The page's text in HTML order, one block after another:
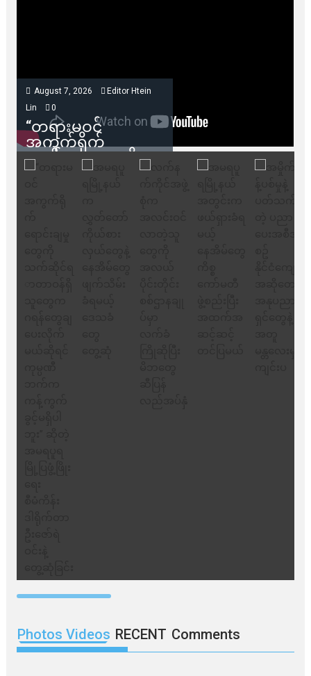
August 7, 2026
Editor Htein
Lin
0
“တရားမဝင်
အကွက်ရိုက်
ရောင်းချမှုတွေကို
သက်ဆိုင်ရာတာဝန်ရှိ
Photos Videos RECENT Comments